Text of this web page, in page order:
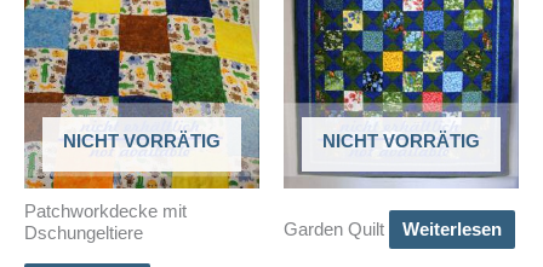
NICHT VORRÄTIG
Patchworkdecke mit
Dschungeltiere
NICHT VORRÄTIG
Garden Quilt Weiterlesen